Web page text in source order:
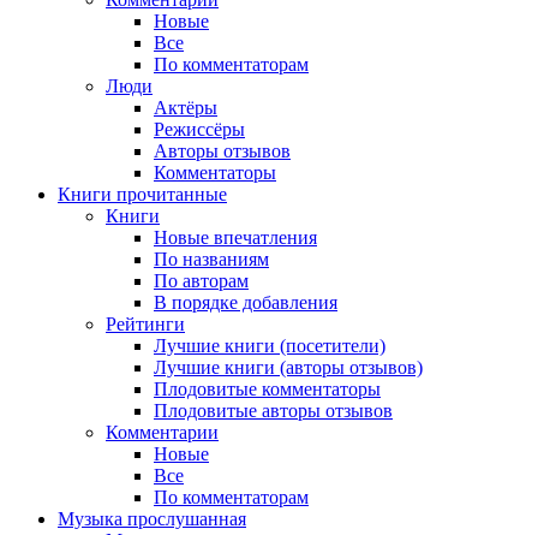
Новые
Все
По комментаторам
Люди
Актёры
Режиссёры
Авторы отзывов
Комментаторы
Книги прочитанные
Книги
Новые впечатления
По названиям
По авторам
В порядке добавления
Рейтинги
Лучшие книги (посетители)
Лучшие книги (авторы отзывов)
Плодовитые комментаторы
Плодовитые авторы отзывов
Комментарии
Новые
Все
По комментаторам
Музыка прослушанная